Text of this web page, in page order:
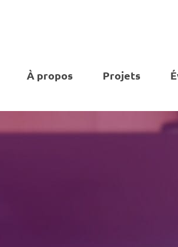
À propos Projets